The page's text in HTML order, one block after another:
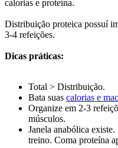
calorias e proteína.
Distribuição proteica possuí
3-4 refeições.
Dicas práticas:
Total > Distribuição.
Bata suas calorias e
Organize em 2-3
músculos.
Janela anabólica existe.
treino. Coma proteína